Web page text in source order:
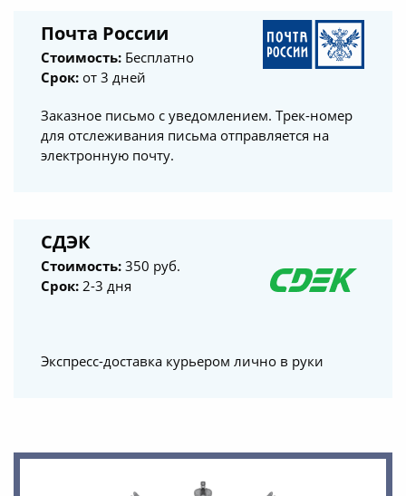
Почта России
Стоимость: Бесплатно
Срок: от 3 дней
Заказное письмо с уведомлением. Трек-номер
для отслеживания письма отправляется на
электронную почту.
СДЭК
Стоимость: 350 руб.
Срок: 2-3 дня
Экспресс-доставка курьером лично в руки